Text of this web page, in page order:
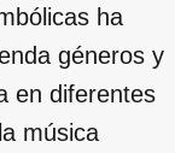
ha
géneros y
en diferentes
música